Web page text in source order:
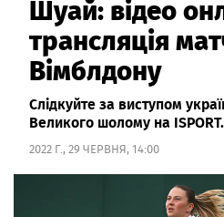
Шуай: відео
трансляція
Вімблдону
Слідкуйте за виступом
Великого шолому на
2022 Г., 29 ЧЕРВНЯ, 14:00